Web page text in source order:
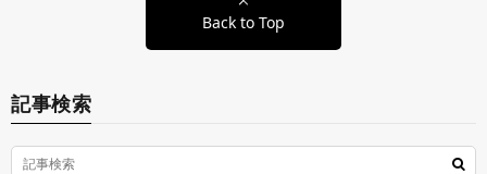
Back to Top
記事検索